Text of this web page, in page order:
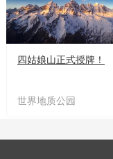
四姑娘山正式授牌！
世界地质公园